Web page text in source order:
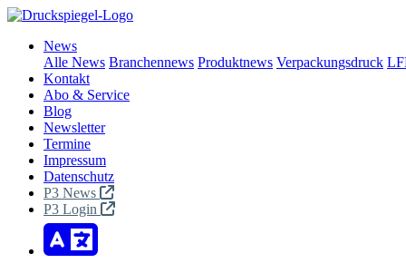
News
Alle News Branchennews Produktnews Verpackungsdruck
Kontakt
Abo & Service
Blog
Newsletter
Termine
Impressum
Datenschutz
P3 News
P3 Login